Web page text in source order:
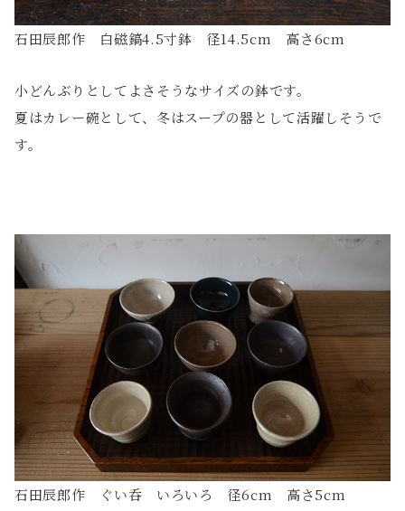
石田辰郎作 白磁鎬4.5寸鉢 径14.5cm 高さ6cm
小どんぶりとしてよさそうなサイズの鉢です。
夏はカレー碗として、冬はスープの器として活躍しそうで
す。
石田辰郎作 ぐい呑 いろいろ 径6cm 高さ5cm